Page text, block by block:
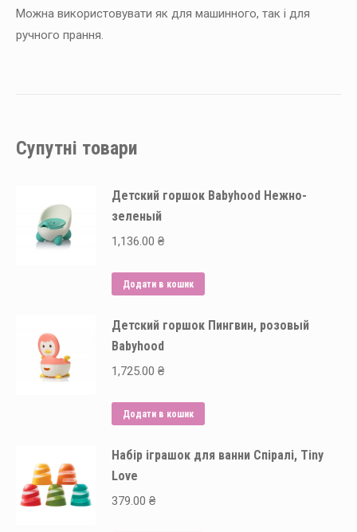
Можна використовувати як для машинного, так і для
ручного прання.
Супутні товари
Детский горшок Babyhood Нежно-
зеленый
1,136.00 ₴
Додати в кошик
Детский горшок Пингвин, розовый
Babyhood
1,725.00 ₴
Додати в кошик
Набір іграшок для ванни Спіралі, Tiny
Love
379.00 ₴